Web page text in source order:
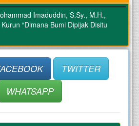
Imaduddin, S.Sy., M.H.,
“Dimana Bumi Dipijak Disitu
TWITTER
WHATSAPP